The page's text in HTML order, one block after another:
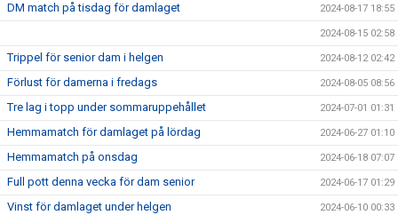
DM match på tisdag för damlaget 2024-08-17 18:55
2024-08-15 02:58
Trippel för senior dam i helgen 2024-08-12 02:42
Förlust för damerna i fredags 2024-08-05 08:56
Tre lag i topp under sommaruppehållet 2024-07-01 01:31
Hemmamatch för damlaget på lördag 2024-06-27 01:10
Hemmamatch på onsdag 2024-06-18 07:07
Full pott denna vecka för dam senior 2024-06-17 01:29
Vinst för damlaget under helgen 2024-06-10 00:33